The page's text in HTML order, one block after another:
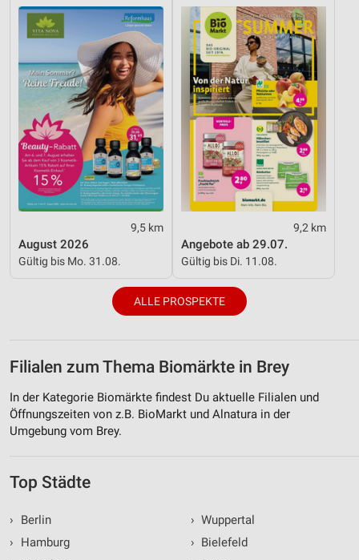
9,5 km
August 2026
Gültig bis Mo. 31.08.
9,2 km
Angebote ab 29.07.
Gültig bis Di. 11.08.
ALLE PROSPEKTE
Filialen zum Thema Biomärkte in Brey
In der Kategorie Biomärkte findest Du aktuelle Filialen und
Öffnungszeiten von z.B. BioMarkt und Alnatura in der
Umgebung vom Brey.
Top Städte
›
Berlin
›
Hamburg
› Wuppertal
› Bielefeld
Funktional